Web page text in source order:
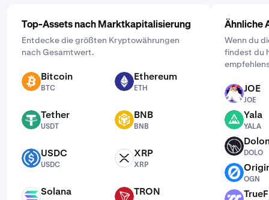
Top-Assets nach Marktkapitalisierung
Entdecke die größten Kryptowährungen
nach Gesamtwert.
BTC Bitcoin
BTC
ETH Ethereum
ETH
USDT Tether
USDT
BNB BNB
BNB
USDC USDC
USDC
XRP XRP
XRP
SOL Solana TRX TRON
Ähnliche
Wenn du
findest du
JOE JOE
JOE
YALA Yala
YALA
DOLO
DOLO
OGN
OGN
TRU